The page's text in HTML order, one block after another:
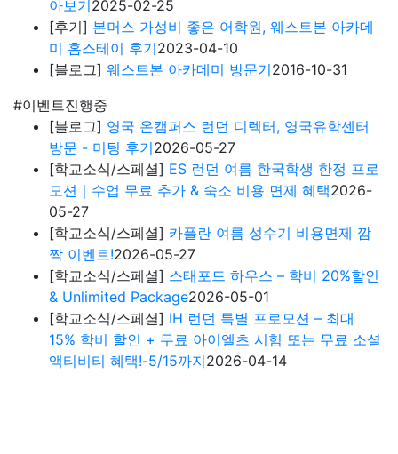
아보기2025-02-25
[후기] 본머스 가성비 좋은 어학원, 웨스트본 아카데
미 홈스테이 후기2023-04-10
[블로그] 웨스트본 아카데미 방문기2016-10-31
#이벤트진행중
[블로그] 영국 온캠퍼스 런던 디렉터, 영국유학센터
방문 - 미팅 후기2026-05-27
[학교소식/스페셜] ES 런던 여름 한국학생 한정 프로
모션｜수업 무료 추가 & 숙소 비용 면제 혜택2026-
05-27
[학교소식/스페셜] 카플란 여름 성수기 비용면제 깜
짝 이벤트!2026-05-27
[학교소식/스페셜] 스태포드 하우스 – 학비 20%할인
& Unlimited Package2026-05-01
[학교소식/스페셜] IH 런던 특별 프로모션 – 최대
15% 학비 할인 + 무료 아이엘츠 시험 또는 무료 소셜
액티비티 혜택!-5/15까지2026-04-14